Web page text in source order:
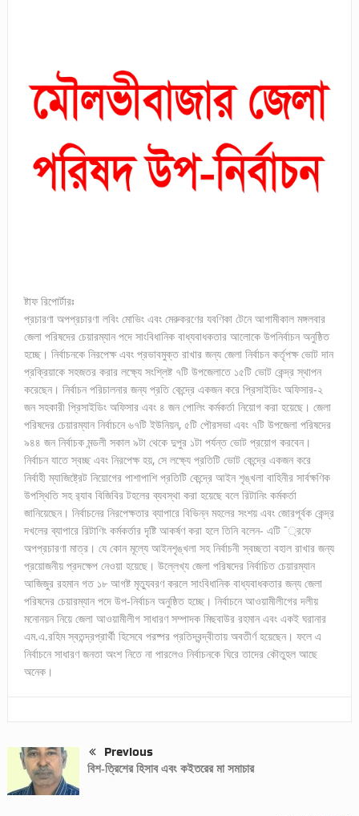
ষ্টাফ রিপোর্টারঃ
প্রচারণা অপপ্রচারণা লবিং মোভিং এবং মেরুকরণের যবণিকা টেনে আগামীকাল মঙ্গলবার
জেলা পরিষদের চেয়ারম্যান পদে সাংবিধানিক বাধ্যবাধকতার আলোকে উপনির্বাচন অনুষ্ঠিত
হচ্ছে। নির্বাচনকে নিরপেক্ষ এবং প্রভাবমুক্ত রাখার জন্য জেলা নির্বাচন কর্তৃপক্ষ ভোট দান
প্রক্রিয়াকে সহজতর করার লক্ষ্যে সংশ্লিষ্ট ৭টি উপজেলাতে ১৫টি ভোট কেন্দ্র স্থাপন
করেছেন। নির্বাচন পরিচালনার জন্য প্রতি কেন্দ্রে একজন করে প্রিসাইডিং অফিসার-২
জন সহকারী প্রিসাইডিং অফিসার এবং ৪ জন পোলিং কর্মকর্তা নিয়োগ করা হয়েছে। জেলা
পরিষদের চেয়ারম্যান নির্বাচনে ৬৭টি ইউনিয়ন, ৫টি পৌরসভা এবং ৭টি উপজেলা পরিষদের
৯৪৪ জন নির্বাচক মন্ডলী সকাল ৯টা থেকে দুপুর ১টা পর্যন্ত ভোট প্রয়োগ করবেন।
নির্বাচন যাতে স্বচ্ছ এবং নিরপেক্ষ হয়, সে লক্ষ্যে প্রতিটি ভোট কেন্দ্রে একজন করে
নির্বাহী ম্যাজিষ্ট্রেট নিয়োগের পাশাপাশি প্রতিটি কেন্দ্রে আইন শৃঙ্খলা বাহিনীর সার্বক্ষণিক
উপস্থিতি সহ র‌্যাব বিজিবির টহলের ব্যবস্থা করা হয়েছে বলে রিটানিং কর্মকর্তা
জানিয়েছেন। নির্বাচনের নিরপেক্ষতার ব্যাপারে বিভিন্ন মহলের সংশয় এবং জোরপূর্বক কেন্দ্র
দখলের ব্যাপারে রিটাণিং কর্মকর্তার দৃষ্টি আকর্ষণ করা হলে তিনি বলেন- এটি ¯্রফে
অপপ্রচারণা মাত্র। যে কোন মূল্যে আইনশৃঙ্খলা সহ নির্বাচনী স্বচ্ছতা বহাল রাখার জন্য
প্রয়োজনীয় প্রদক্ষেপ নেওয়া হয়েছে। উল্লেখ্য জেলা পরিষদের নির্বাচিত চেয়ারম্যান
আজিজুর রহমান গত ১৮ আগষ্ট মৃত্যুবরণ করলে সাংবিধানিক বাধ্যবাধকতার জন্য জেলা
পরিষদের চেয়ারম্যান পদে উপ-নির্বাচন অনুষ্ঠিত হচ্ছে। নির্বাচনে আওয়ামীলীগের দলীয়
মনোনয়ন নিয়ে জেলা আওয়ামীলীগ সাধারণ সম্পাদক মিছবাউর রহমান এবং একই ঘরানার
এম.এ.রহিম স্বতন্দ্রপ্রার্থী হিসেবে পরষ্পর প্রতিদ্বন্দ্বীতায় অবতীর্ণ হয়েছেন। ফলে এ
নির্বাচনে সাধারণ জনতা অংশ নিতে না পারলেও নির্বাচনকে ঘিরে তাদের কৌতুহল আছে
অনেক।
Previous
বিশ-ত্রিশের হিসাব এবং কইতরের মা সমাচার